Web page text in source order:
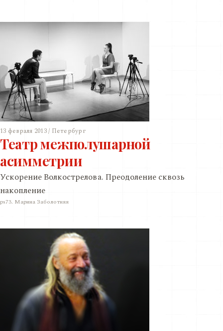
13 февраля 2013 / Петербург
Театр межполушарной
асимметрии
Ускорение Волкострелова. Преодоление сквозь
накопление
ps73. Марина Заболотняя